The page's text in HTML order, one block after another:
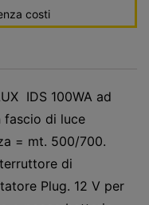
costi
IDS 100WA ad
fascio di luce
= mt. 500/700.
di
Plug. 12 V per